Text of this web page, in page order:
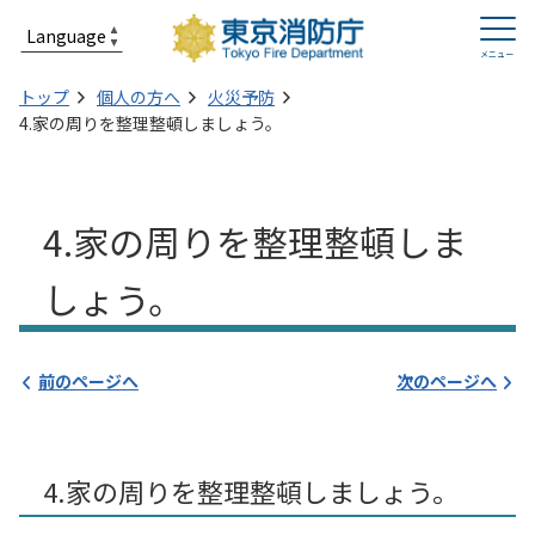
トップ 個人の方へ
火災予防
4.家の周りを整理整頓しましょう。
4.家の周りを整理整頓しま
しょう。
前のページへ 次のページへ
4.家の周りを整理整頓しましょう。